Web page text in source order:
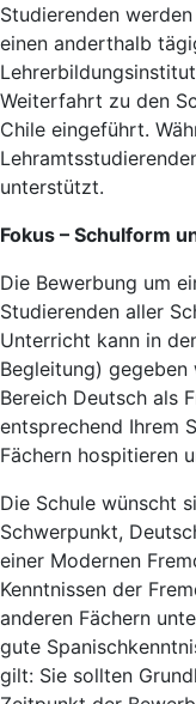
Studierenden
einen anderthalb
Weiterfahrt zu den
Chile eingeführt.
unterstützt.
Fokus – Schulform
Die Bewerbung um
Studierenden aller
Unterricht kann in
Begleitung)
Bereich Deutsch als
entsprechend Ihrem
Fächern hospitieren
Die Schule wünscht
Schwerpunkt,
einer Modernen
Kenntnissen der
anderen Fächern
gute
gilt: Sie sollten